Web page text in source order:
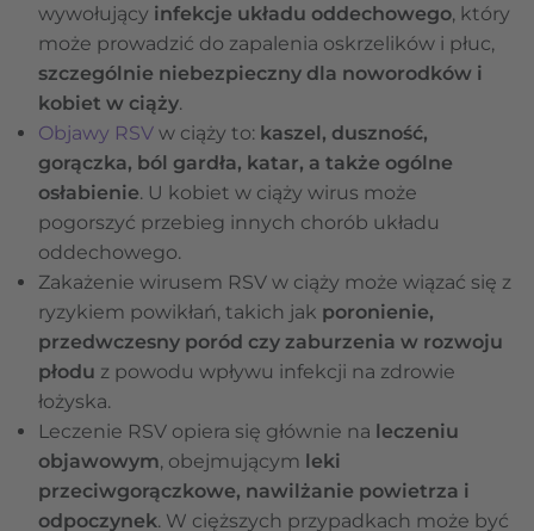
wywołujący infekcje układu oddechowego, który
może prowadzić do zapalenia oskrzelików i płuc,
szczególnie niebezpieczny dla noworodków i
kobiet w ciąży.
Objawy RSV w ciąży to: kaszel, duszność,
gorączka, ból gardła, katar, a także ogólne
osłabienie. U kobiet w ciąży wirus może
pogorszyć przebieg innych chorób układu
oddechowego.
Zakażenie wirusem RSV w ciąży może wiązać się z
ryzykiem powikłań, takich jak poronienie,
przedwczesny poród czy zaburzenia w rozwoju
płodu z powodu wpływu infekcji na zdrowie
łożyska.
Leczenie RSV opiera się głównie na leczeniu
objawowym, obejmującym leki
przeciwgorączkowe, nawilżanie powietrza i
odpoczynek. W cięższych przypadkach może być